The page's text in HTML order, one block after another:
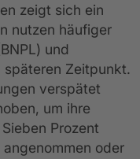
zeigt sich ein
nutzen häufiger
und
späteren Zeitpunkt.
verspätet
um ihre
Prozent
oder